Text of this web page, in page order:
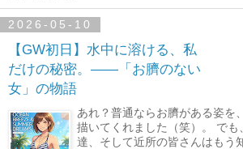
2026-05-10
【GW初日】水中に溶ける、私
だけの秘密。――「お臍のない
女」の物語
あれ？普通ならお臍がある姿を
描いてくれました（笑）。 で
達、そして近所の皆さんはもう